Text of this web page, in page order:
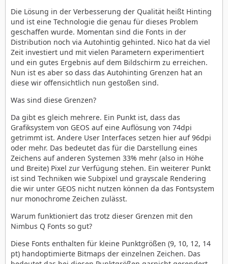
Die Lösung in der Verbesserung der Qualität heißt Hinting
und ist eine Technologie die genau für dieses Problem
geschaffen wurde. Momentan sind die Fonts in der
Distribution noch via Autohintig gehinted. Nico hat da viel
Zeit investiert und mit vielen Parametern experimentiert
und ein gutes Ergebnis auf dem Bildschirm zu erreichen.
Nun ist es aber so dass das Autohinting Grenzen hat an
diese wir offensichtlich nun gestoßen sind.
Was sind diese Grenzen?
Da gibt es gleich mehrere. Ein Punkt ist, dass das
Grafiksystem von GEOS auf eine Auflösung von 74dpi
getrimmt ist. Andere User Interfaces setzen hier auf 96dpi
oder mehr. Das bedeutet das für die Darstellung eines
Zeichens auf anderen Systemen 33% mehr (also in Höhe
und Breite) Pixel zur Verfügung stehen. Ein weiterer Punkt
ist sind Techniken wie Subpixel und grayscale Rendering
die wir unter GEOS nicht nutzen können da das Fontsystem
nur monochrome Zeichen zulässt.
Warum funktioniert das trotz dieser Grenzen mit den
Nimbus Q Fonts so gut?
Diese Fonts enthalten für kleine Punktgrößen (9, 10, 12, 14
pt) handoptimierte Bitmaps der einzelnen Zeichen. Das